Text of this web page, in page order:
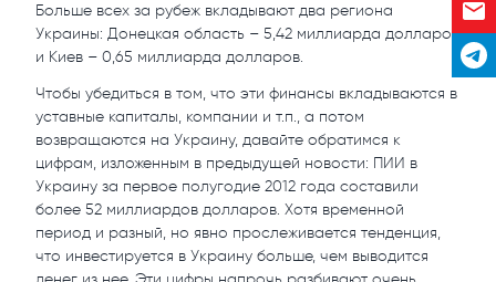
Больше всех за рубеж вкладывают два региона
Украины: Донецкая область – 5,42 миллиарда долларов
и Киев – 0,65 миллиарда долларов.
Чтобы убедиться в том, что эти финансы вкладываются в
уставные капиталы, компании и т.п., а потом
возвращаются на Украину, давайте обратимся к
цифрам, изложенным в предыдущей новости: ПИИ в
Украину за первое полугодие 2012 года составили
более 52 миллиардов долларов. Хотя временной
период и разный, но явно прослеживается тенденция,
что инвестируется в Украину больше, чем выводится